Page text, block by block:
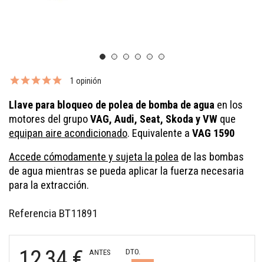
1 opinión
Llave para bloqueo de polea de bomba de agua en los
motores del grupoVAG, Audi, Seat, Skoda y VW que
equipan aire acondicionado. Equivalente a VAG 1590
Accede cómodamente y sujeta la polea de las bombas
de agua mientras se pueda aplicar la fuerza necesaria
para la extracción.
Referencia BT11891
ANTES DTO.